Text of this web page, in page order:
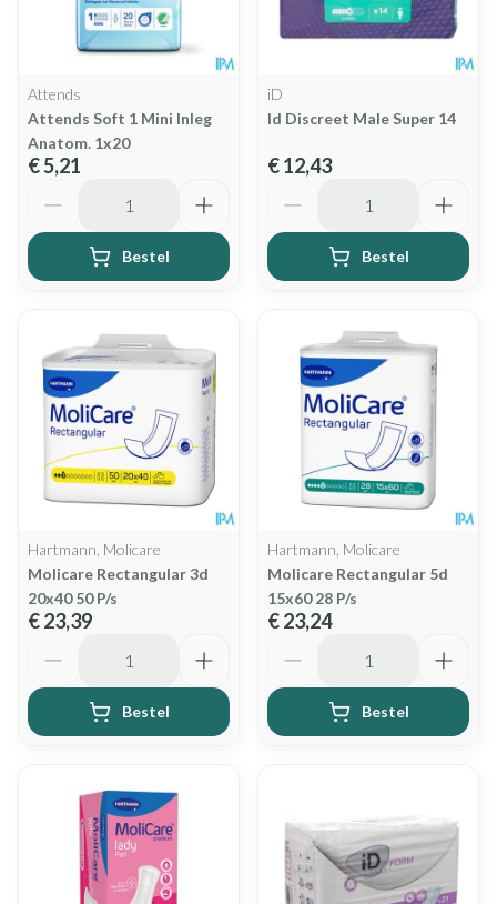
Attends
Attends Soft 1 Mini Inleg
Anatom. 1x20
€ 5,21
Bestel
iD
Id Discreet Male Super 14
€ 12,43
Bestel
Hartmann, Molicare
Molicare Rectangular 3d
20x40 50 P/s
€ 23,39
Bestel
Hartmann, Molicare
Molicare Rectangular 5d
15x60 28 P/s
€ 23,24
Bestel